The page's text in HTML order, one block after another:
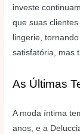
investe
que suas
lingerie,
satisfatória, mas
As Últimas
A moda íntima
anos, e a